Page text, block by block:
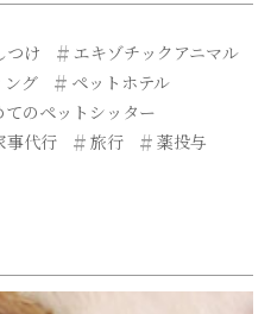
つけ
エキゾチックアニマル
ング
ペットホテル
てのペットシッター
事代行 旅行
薬投与